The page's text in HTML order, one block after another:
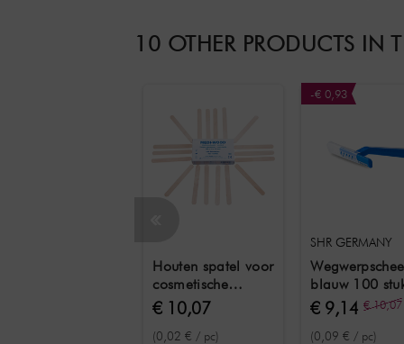
10 OTHER PRODUCTS IN
Houten spatel voor
cosmetische
behandelingen
500 stuks
€ 10,07
(0,02 € / pc)
-€ 0,93
SHR GERMANY
blauw 100
€ 9,14 € 10,07
(0,09 € / pc)